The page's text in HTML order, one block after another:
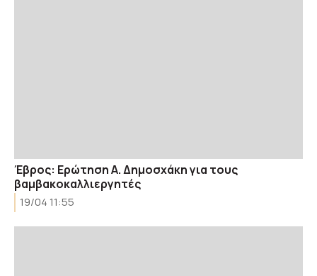
Έβρος: Ερώτηση Α. Δημοσχάκη για τους
βαμβακοκαλλιεργητές
19/04 11:55